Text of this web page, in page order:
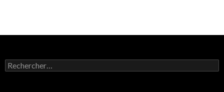
Rechercher :